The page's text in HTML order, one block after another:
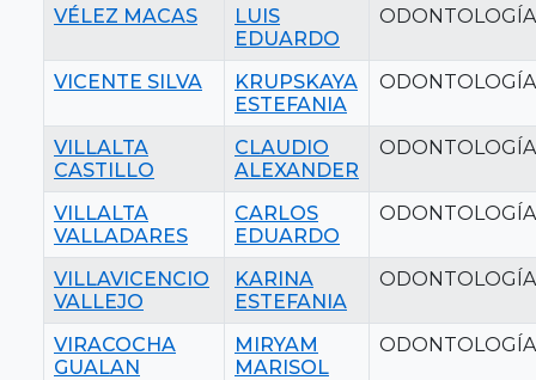
VÉLEZ MACAS
LUIS
EDUARDO
ODONTOLOGÍA
VICENTE SILVA
KRUPSKAYA
ESTEFANIA
ODONTOLOGÍA
VILLALTA
CASTILLO
CLAUDIO
ALEXANDER
ODONTOLOGÍA
VILLALTA
VALLADARES
CARLOS
EDUARDO
ODONTOLOGÍA
VILLAVICENCIO
VALLEJO
KARINA
ESTEFANIA
ODONTOLOGÍA
VIRACOCHA
GUALAN
MIRYAM
MARISOL
ODONTOLOGÍA